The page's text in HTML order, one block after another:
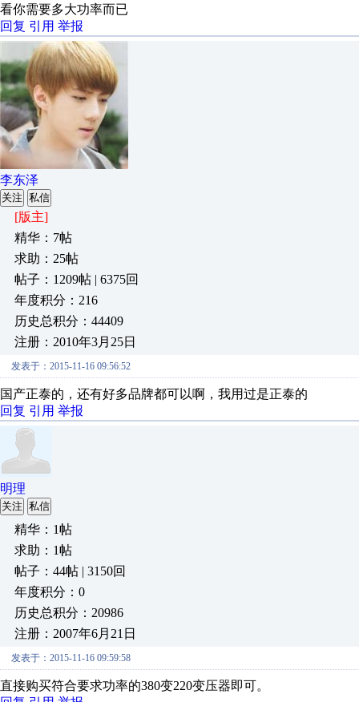
看你需要多大功率而已
回复 引用 举报
李东泽
关注 私信
[版主]
精华：7帖
求助：25帖
帖子：1209帖 | 6375回
年度积分：216
历史总积分：44409
注册：2010年3月25日
发表于：2015-11-16 09:56:52
国产正泰的，还有好多品牌都可以啊，我用过是正泰的
回复 引用 举报
明理
关注 私信
精华：1帖
求助：1帖
帖子：44帖 | 3150回
年度积分：0
历史总积分：20986
注册：2007年6月21日
发表于：2015-11-16 09:59:58
直接购买符合要求功率的380变220变压器即可。